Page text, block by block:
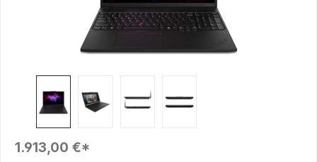
Regulärer Preis:
1.913,00 €*